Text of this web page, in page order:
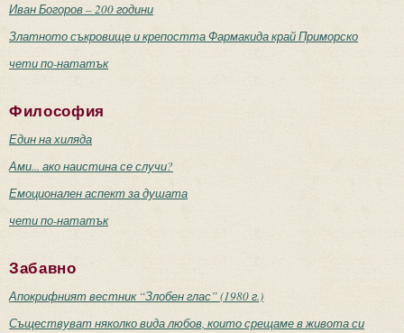
Иван Богоров – 200 години
Златното съкровище и крепостта Фармакида край Приморско
чети по-нататък
Философия
Един на хиляда
Ами... ако наистина се случи?
Емоционален аспект за душата
чети по-нататък
Забавно
Апокрифният вестник “Злобен глас” (1980 г.)
Съществуват няколко вида любов, които срещаме в живота си